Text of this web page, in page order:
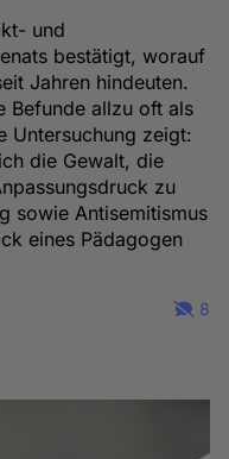
und
bestätigt, worauf
Jahren hindeuten.
Befunde allzu oft als
Untersuchung zeigt:
die Gewalt, die
zu
sowie Antisemitismus
eines Pädagogen
8